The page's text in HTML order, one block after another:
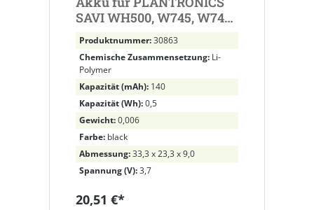
SAVI WH500, W745, W740-
M, W740, W440-M, W440,
740, 440, 86507-01
Produktnummer:30863
Chemische Zusammensetzung: Li-
Polymer
Kapazität (mAh): 140
Kapazität (Wh):0,5
Gewicht:0,006
Farbe: black
Abmessung:33,3 x 23,3 x 9,0
Spannung (V):3,7
20,51 €*